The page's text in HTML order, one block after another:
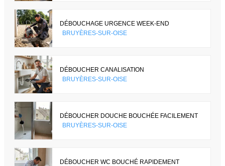
DÉBOUCHAGE URGENCE WEEK-END
BRUYÈRES-SUR-OISE
DÉBOUCHER CANALISATION
BRUYÈRES-SUR-OISE
DÉBOUCHER DOUCHE BOUCHÉE FACILEMENT
BRUYÈRES-SUR-OISE
DÉBOUCHER WC BOUCHÉ RAPIDEMENT